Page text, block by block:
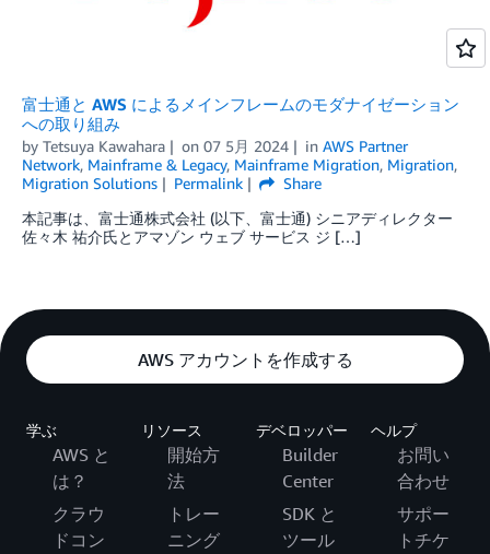
富士通と AWS によるメインフレームのモダナイゼーション
への取り組み
by Tetsuya Kawahara on 07 5月 2024 in AWS Partner
Network, Mainframe & Legacy, Mainframe Migration, Migration,
Migration Solutions
Permalink
Share
本記事は、富士通株式会社 (以下、富士通) シニアディレクター
佐々木 祐介氏とアマゾン ウェブ サービス ジ […]
AWS アカウントを作成する
学ぶ
AWS と
は？
クラウ
ドコン
リソース
開始方
法
トレー
ニング
デベロッパー
Builder
Center
SDK と
ツール
ヘルプ
お問い
合わせ
サポー
トチケ